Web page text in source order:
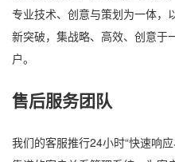
专业技术、创意与策划为一体，
新突破，集战略、高效、创意于
户。
售后服务团队
我们的客服推行24小时“快速响